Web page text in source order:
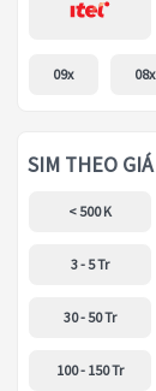
09x 08x
SIM THEO GIÁ
< 500 K
3 - 5 Tr
30 - 50 Tr
100 - 150 Tr